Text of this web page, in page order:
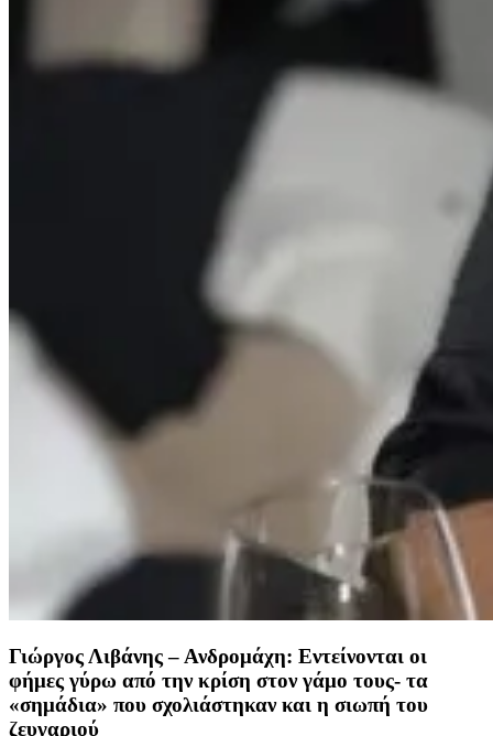
Γιώργος Λιβάνης – Ανδρομάχη: Εντείνονται οι
φήμες γύρω από την κρίση στον γάμο τους- τα
«σημάδια» που σχολιάστηκαν και η σιωπή του
ζευγαριού